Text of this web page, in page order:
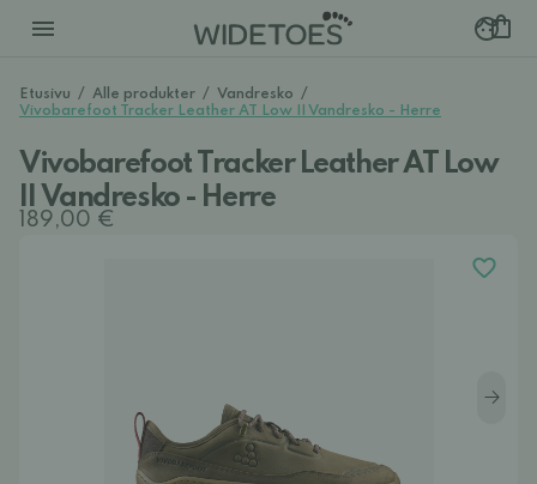
Etusivu / Alle produkter / Vandresko /
Vivobarefoot Tracker Leather AT Low II Vandresko - Herre
Vivobarefoot Tracker Leather AT Low
II Vandresko - Herre
189,00 €